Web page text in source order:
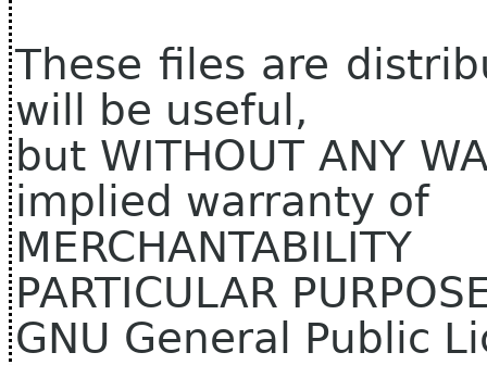
These files are
will be useful,
but WITHOUT ANY
implied warranty of
PARTICULAR
GNU General Public